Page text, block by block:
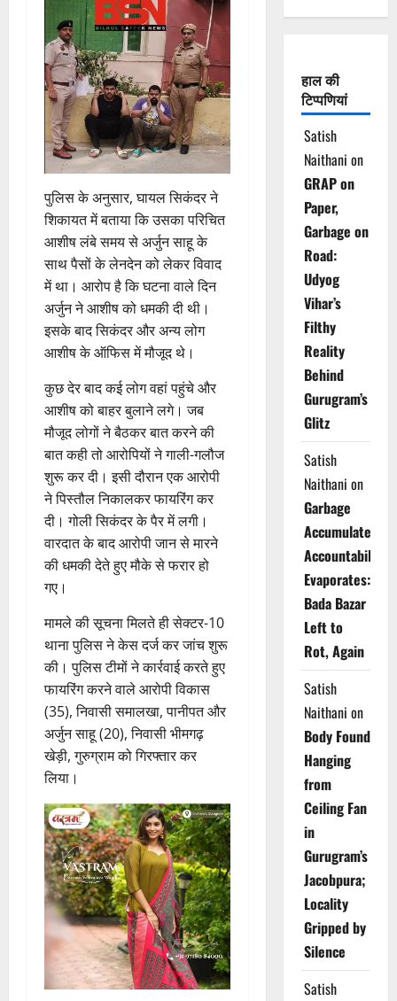
पुलिस के अनुसार, घायल सिकंदर ने
शिकायत में बताया कि उसका परिचित
आशीष लंबे समय से अर्जुन साहू के
साथ पैसों के लेनदेन को लेकर विवाद
में था। आरोप है कि घटना वाले दिन
अर्जुन ने आशीष को धमकी दी थी।
इसके बाद सिकंदर और अन्य लोग
आशीष के ऑफिस में मौजूद थे।
कुछ देर बाद कई लोग वहां पहुंचे और
आशीष को बाहर बुलाने लगे। जब
मौजूद लोगों ने बैठकर बात करने की
बात कही तो आरोपियों ने गाली-गलौज
शुरू कर दी। इसी दौरान एक आरोपी
ने पिस्तौल निकालकर फायरिंग कर
दी। गोली सिकंदर के पैर में लगी।
वारदात के बाद आरोपी जान से मारने
की धमकी देते हुए मौके से फरार हो
गए।
मामले की सूचना मिलते ही सेक्टर-10
थाना पुलिस ने केस दर्ज कर जांच शुरू
की। पुलिस टीमों ने कार्रवाई करते हुए
फायरिंग करने वाले आरोपी विकास
(35), निवासी समालखा, पानीपत और
अर्जुन साहू (20), निवासी भीमगढ़
खेड़ी, गुरुग्राम को गिरफ्तार कर
लिया।
हाल की
टिप्पणियां
Satish
Naithani on
GRAP on
Paper,
Garbage on
Road:
Udyog
Vihar’s
Filthy
Reality
Behind
Gurugram’s
Glitz
Satish
Naithani on
Garbage
Accumulates,
Accountability
Evaporates:
Bada Bazar
Left to
Rot, Again
Satish
Naithani on
Body Found
Hanging
from
Ceiling Fan
in
Gurugram’s
Jacobpura;
Locality
Gripped by
Silence
Satish